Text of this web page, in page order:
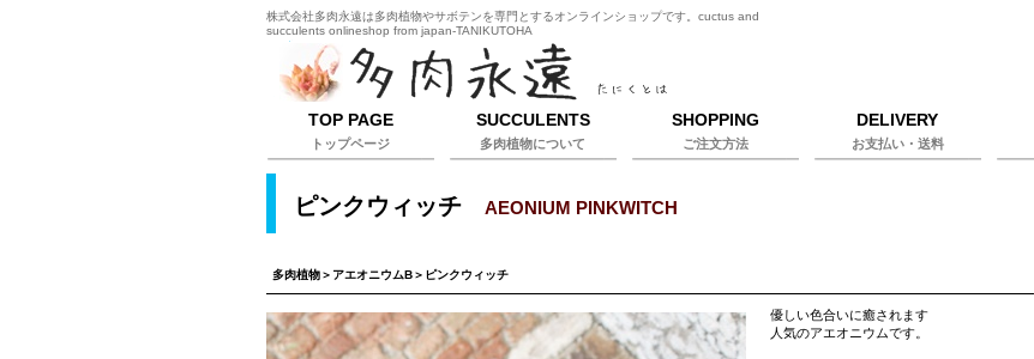
株式会社多肉永遠は多肉植物やサボテンを専門とするオンラインショップです。cuctus and
succulents onlineshop from japan-TANIKUTOHA
ピンクウィッチ AEONIUM PINKWITCH
多肉植物＞ アエオニウムB＞ピンクウィッチ
優しい色合いに癒されます
人気のアエオニウムです。
TOP PAGE
トップページ
SUCCULENTS
多肉植物について
SHOPPING
ご注文方法
DELIVERY
お支払い・送料